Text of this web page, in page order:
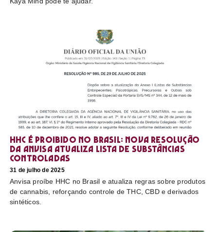
HHC é proibido no Brasil: nova resolução
da Anvisa atualiza lista de substâncias
controladas
31 de julho de 2025
Anvisa proíbe HHC no Brasil e atualiza regras sobre produtos
de cannabis, reforçando controle de THC, CBD e derivados
sintéticos.